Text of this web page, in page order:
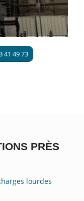
41 49 73
PRÈS
lourdes